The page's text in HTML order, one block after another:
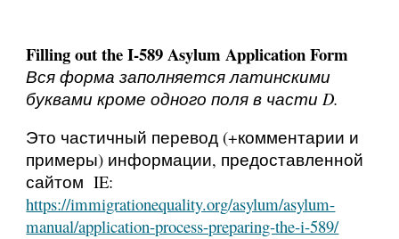
Filling out the I-589 Asylum Application Form
Вся форма заполняется латинскими
буквами кроме одного поля в части D.
Это частичный перевод (+комментарии и
примеры) информации, предоставленной
сайтом IE:
https://immigrationequality.org/asylum/asylum-
manual/application-process-preparing-the-i-589/